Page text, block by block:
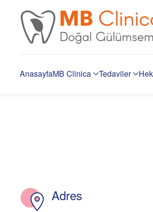
Skip to main content
AnasayfaMB Clinica Tedaviler
Adres